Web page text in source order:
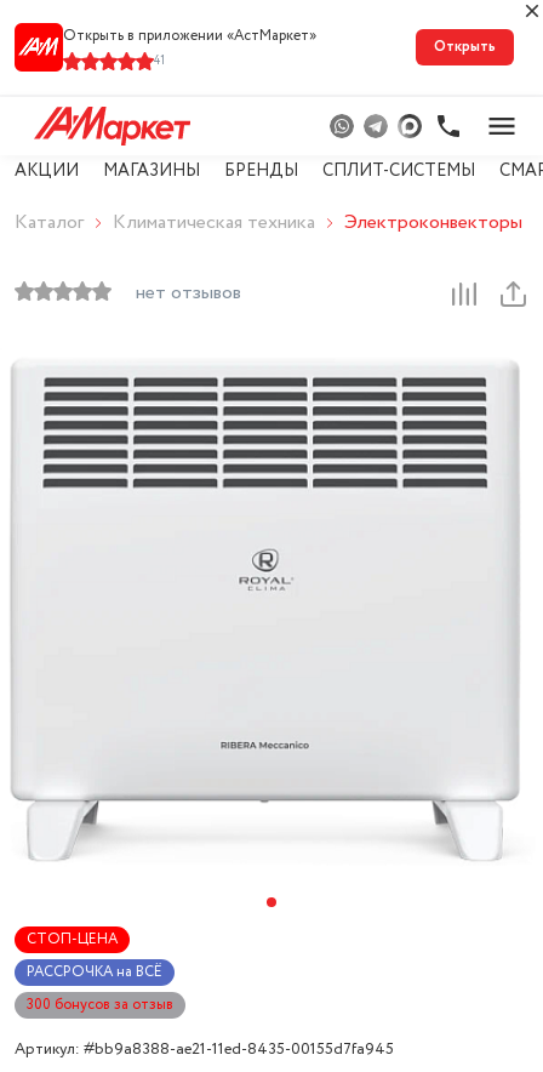
Открыть в приложении «АстМарке‪т‬»
41
Открыть
АКЦИИ МАГАЗИНЫ БРЕНДЫ СПЛИТ-СИСТЕМЫ
Каталог Климатическая техника Электроконвекторы
нет отзывов
СТОП-ЦЕНА
РАССРОЧКА на ВСЁ
300 бонусов за отзыв
Артикул: #bb9a8388-ae21-11ed-8435-00155d7fa945